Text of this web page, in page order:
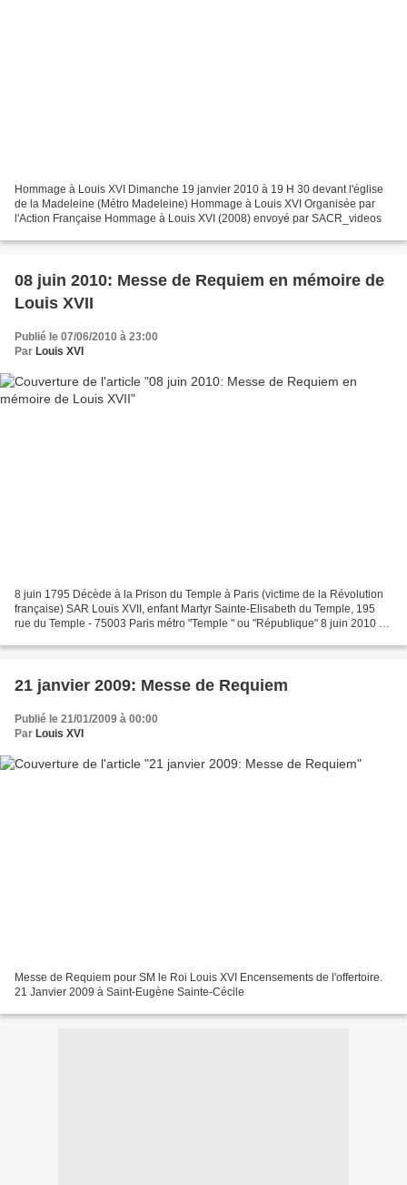
Hommage à Louis XVI Dimanche 19 janvier 2010 à 19 H 30 devant l'église
de la Madeleine (Métro Madeleine) Hommage à Louis XVI Organisée par
l'Action Française Hommage à Louis XVI (2008) envoyé par SACR_videos
08 juin 2010: Messe de Requiem en mémoire de
Louis XVII
Publié le 07/06/2010 à 23:00
Par Louis XVI
8 juin 1795 Décède à la Prison du Temple à Paris (victime de la Révolution
française) SAR Louis XVII, enfant Martyr Sainte-Elisabeth du Temple, 195
rue du Temple - 75003 Paris métro "Temple " ou "République" 8 juin 2010 à
21 janvier 2009: Messe de Requiem
Publié le 21/01/2009 à 00:00
Par Louis XVI
Messe de Requiem pour SM le Roi Louis XVI Encensements de l'offertoire.
21 Janvier 2009 à Saint-Eugène Sainte-Cécile